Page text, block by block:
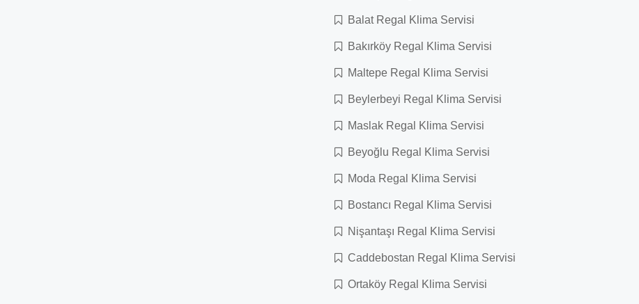
Balat Regal Klima Servisi
Bakırköy Regal Klima Servisi
Maltepe Regal Klima Servisi
Beylerbeyi Regal Klima Servisi
Maslak Regal Klima Servisi
Beyoğlu Regal Klima Servisi
Moda Regal Klima Servisi
Bostancı Regal Klima Servisi
Nişantaşı Regal Klima Servisi
Caddebostan Regal Klima Servisi
Ortaköy Regal Klima Servisi